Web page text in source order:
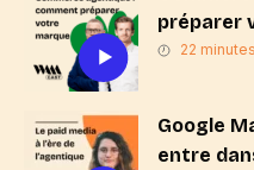
préparer
« Search
22 minutes
Google
entre